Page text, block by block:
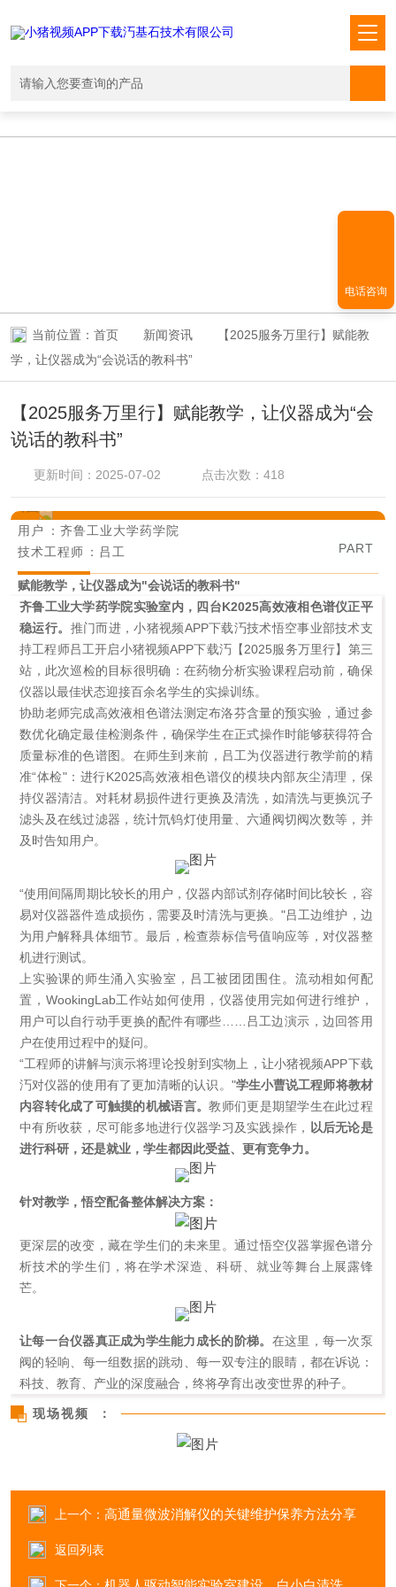
当前位置： 首页 新闻资讯
【2025服务万里行】赋能教
学，让仪器成为“会说话的教科书”
【2025服务万里行】赋能教学，让仪器成为“会
说话的教科书”
更新时间：2025-07-02
点击次数：418
服务万里行
用户：齐鲁工业大学药学院
技术工程师：吕工
PART
03
赋能教学，让仪器成为"会说话的教科书"
齐鲁工业大学药学院实验室内，四台K2025高效液相色谱仪正平
稳运行。 推门而进，小猪视频APP下载汅技术悟空事业部技术支
持工程师吕工开启小猪视频APP下载汅【2025服务万里行】第三
站，此次巡检的目标很明确：在药物分析实验课程启动前，确保
仪器以最佳状态迎接百余名学生的实操训练。
协助老师完成高效液相色谱法测定布洛芬含量的预实验，通过参
数优化确定最佳检测条件，确保学生在正式操作时能够获得符合
质量标准的色谱图。在师生到来前，吕工为仪器进行教学前的精
准“体检"：进行K2025高效液相色谱仪的模块内部灰尘清理，保
持仪器清洁。对耗材易损件进行更换及清洗，如清洗与更换沉子
滤头及在线过滤器，统计氘钨灯使用量、六通阀切阀次数等，并
及时告知用户。
“使用间隔周期比较长的用户，仪器内部试剂存储时间比较长，容
易对仪器器件造成损伤，需要及时清洗与更换。"吕工边维护，边
为用户解释具体细节。最后，检查萘标信号值响应等，对仪器整
机进行测试。
上实验课的师生涌入实验室，吕工被团团围住。流动相如何配
置，WookingLab工作站如何使用，仪器使用完如何进行维护，
用户可以自行动手更换的配件有哪些……吕工边演示，边回答用
户在使用过程中的疑问。
“工程师的讲解与演示将理论投射到实物上，让小猪视频APP下载
汅对仪器的使用有了更加清晰的认识。"学生小曹说工程师将教材
内容转化成了可触摸的机械语言。教师们更是期望学生在此过程
中有所收获，尽可能多地进行仪器学习及实践操作，
以后无论是
进行科研，还是就业，学生都因此受益、更有竞争力。
针对教学，悟空配备整体解决方案：
更深层的改变，藏在学生们的未来里。通过悟空仪器掌握色谱分
析技术的学生们，将在学术深造、科研、就业等舞台上展露锋
芒。
让每一台仪器真正成为学生能力成长的阶梯。 在这里，每一次泵
阀的轻响、每一组数据的跳动、每一双专注的眼睛，都在诉说：
科技、教育、产业的深度融合，终将孕育出改变世界的种子。
现场视频：
上一个： 高通量微波消解仪的关键维护保养方法分享
返回列表
电话咨询